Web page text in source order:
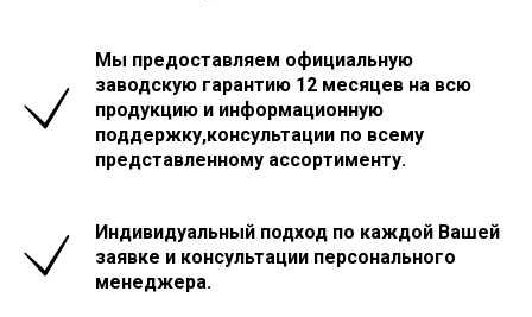
Мы предоставляем официальную
заводскую гарантию 12 месяцев на всю
продукцию и информационную
поддержку,консультации по всему
представленному ассортименту.
Индивидуальный подход по каждой Вашей
заявке и консультации персонального
менеджера.